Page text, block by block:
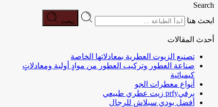
Search
ابحث هنا
يبحث
أحدث المقالات
تصنيع الزيوت العطرية بمعادلاتها الخاصة
صناعة العطور وتركيب العطور من موادٍ أولية ومعادلاتٍ
كيميائية
أنواع معطرات الجو
برفيprfy زيت عطري طبيعي
أفضل بودي سبلاش للرجال